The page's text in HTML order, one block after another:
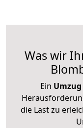
Was wir
Ein Umzug
die Last zu